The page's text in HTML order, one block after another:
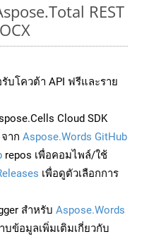
REST
รับโควต้า API ฟรีและราย
Cloud SDK
าก Aspose.Words GitHub
repos เพื่อคอมไพล์/ใช้
เพื่อดูตัวเลือกการ
สำหรับ Aspose.Words
บข้อมูลเพิ่มเติมเกี่ยวกับ